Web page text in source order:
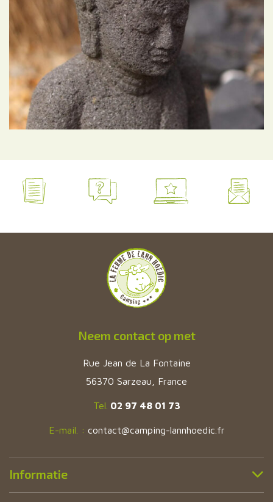
Neem contact op met
Rue Jean de La Fontaine
56370 Sarzeau, France
Tel. 02 97 48 01 73
E-mail. : contact@camping-lannhoedic.fr
Informatie